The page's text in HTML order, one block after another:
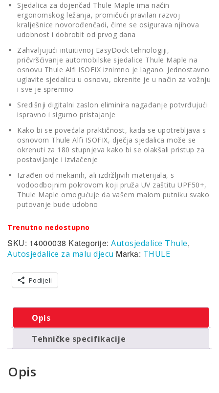
Sjedalica za dojenčad Thule Maple ima način
ergonomskog ležanja, promičući pravilan razvoj
kralješnice novorođenčadi, čime se osigurava njihova
udobnost i dobrobit od prvog dana
Zahvaljujući intuitivnoj EasyDock tehnologiji,
pričvršćivanje automobilske sjedalice Thule Maple na
osnovu Thule Alfi ISOFIX iznimno je lagano. Jednostavno
uglavite sjedalicu u osnovu, okrenite je u način za vožnju
i sve je spremno
Središnji digitalni zaslon eliminira nagađanje potvrđujući
ispravno i sigurno pristajanje
Kako bi se povećala praktičnost, kada se upotrebljava s
osnovom Thule Alfi ISOFIX, dječja sjedalica može se
okrenuti za 180 stupnjeva kako bi se olakšali pristup za
postavljanje i izvlačenje
Izrađen od mekanih, ali izdržljivih materijala, s
vodoodbojnim pokrovom koji pruža UV zaštitu UPF50+,
Thule Maple omogućuje da vašem malom putniku svako
putovanje bude udobno
Trenutno nedostupno
SKU: 14000038 Kategorije: Autosjedalice Thule,
Autosjedalice za malu djecu Marka: THULE
Podijeli
Opis
Tehničke specifikacije
Opis